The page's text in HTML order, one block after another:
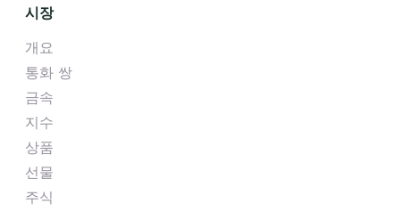
시장
개요
통화 쌍
금속
지수
상품
선물
주식